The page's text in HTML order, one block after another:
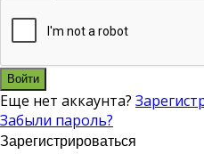
Войти
Еще нет аккаунта?
Забыли пароль?
Зарегистрироваться